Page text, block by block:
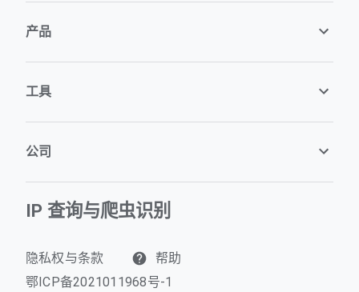
产品
工具
公司
IP 查询与爬虫识别
隐私权与条款
帮助
鄂ICP备2021011968号-1